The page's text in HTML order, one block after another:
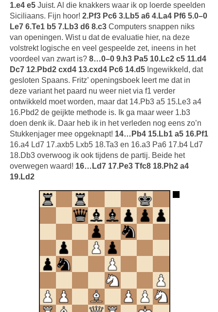
1.e4 e5 Juist. Al die knakkers waar ik op loerde speelden
Siciliaans. Fijn hoor! 2.Pf3 Pc6 3.Lb5 a6 4.La4 Pf6 5.0–0
Le7 6.Te1 b5 7.Lb3 d6 8.c3 Computers snappen niks
van openingen. Wist u dat de evaluatie hier, na deze
volstrekt logische en veel gespeelde zet, ineens in het
voordeel van zwart is? 8…0–0 9.h3 Pa5 10.Lc2 c5 11.d4
Dc7 12.Pbd2 cxd4 13.cxd4 Pc6 14.d5 Ingewikkeld, dat
gesloten Spaans. Fritz’ openingsboek leert me dat in
deze variant het paard nu weer niet via f1 verder
ontwikkeld moet worden, maar dat 14.Pb3 a5 15.Le3 a4
16.Pbd2 de geijkte methode is. Ik ga maar weer 1.b3
doen denk ik. Daar heb ik in het verleden nog eens zo’n
Stukkenjager mee opgeknapt! 14…Pb4 15.Lb1 a5 16.Pf1
16.a4 Ld7 17.axb5 Lxb5 18.Ta3 en 16.a3 Pa6 17.b4 Ld7
18.Db3 overwoog ik ook tijdens de partij. Beide het
overwegen waard! 16…Ld7 17.Pe3 Tfc8 18.Ph2 a4
19.Ld2